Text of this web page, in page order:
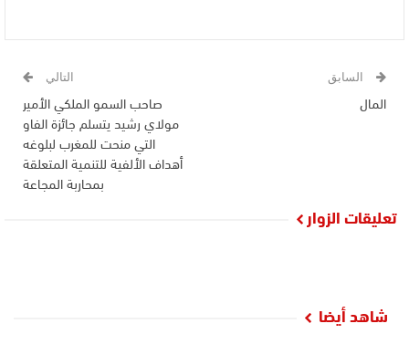
السابق
المال
التالي
صاحب السمو الملكي الأمير
مولاي رشيد يتسلم جائزة الفاو
التي منحت للمغرب لبلوغه
أهداف الألفية للتنمية المتعلقة
بمحاربة المجاعة
تعليقات الزوار
شاهد أيضا